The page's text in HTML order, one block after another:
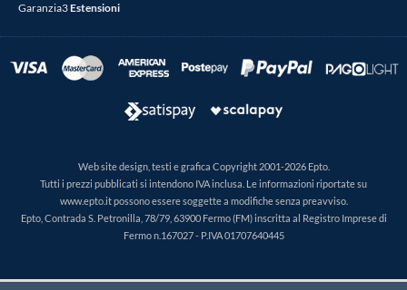
Garanzia3Estensioni
Web site design, testi e grafica Copyright 2001-2026 Epto.
Tutti i prezzi pubblicati si intendono IVA inclusa. Le informazioni riportate su
www.epto.it possono essere soggette a modifiche senza preavviso.
Epto, Contrada S. Petronilla, 78/79, 63900 Fermo (FM) inscritta al Registro Imprese di
Fermo n.167027 - P.IVA 01707640445